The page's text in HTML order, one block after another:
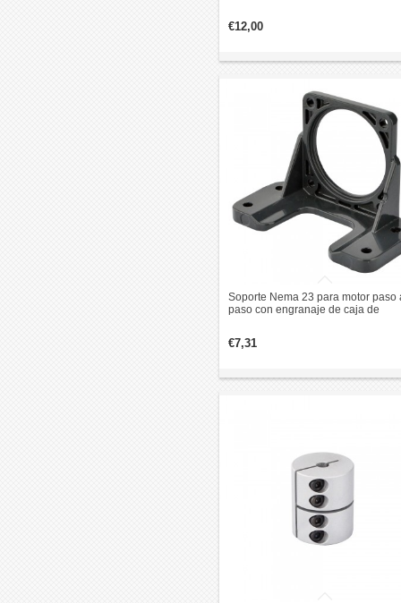
€12,00
Soporte Nema 23 para motor paso
paso con engranaje de caja de
€7,31